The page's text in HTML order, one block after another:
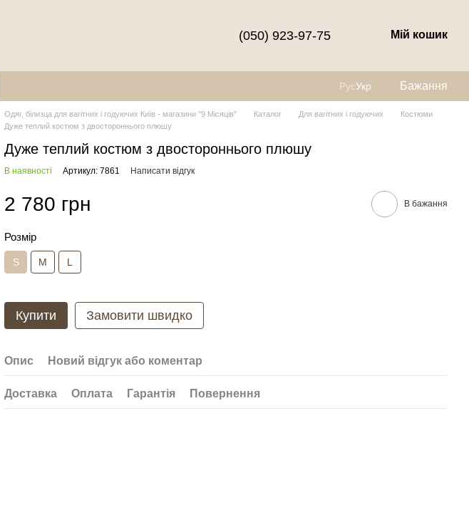
(050) 923-97-75 Мій кошик
РусУкр Бажання
Одяг, білизца для вагітних і годуючих Київ - магазини "9 Місяців" Каталог Для вагітних і годуючих
Костюми
Дуже теплий костюм з двостороннього плюшу
Дуже теплий костюм з двостороннього плюшу
В наявності Артикул: 7861 Написати відгук
2 780 грн В бажання
Розмір
S M L
Купити Замовити швидко
Опис Новий відгук або коментар
Доставка Оплата Гарантія Повернення